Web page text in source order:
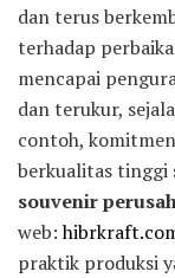
dan terus
terhadap
mencapai
dan terukur,
contoh,
berkualitas tinggi
souvenir
web:
praktik produksi